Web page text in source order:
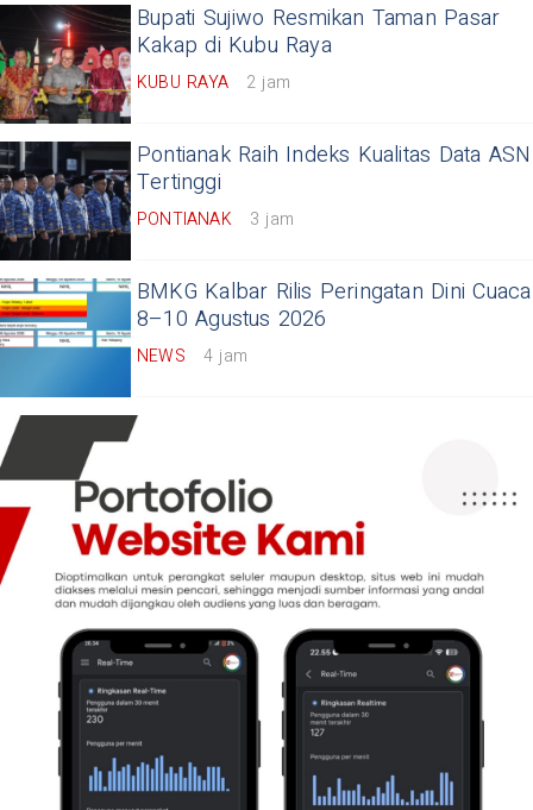
Bupati Sujiwo Resmikan Taman Pasar
Kakap di Kubu Raya
KUBU RAYA 2 jam
Pontianak Raih Indeks Kualitas Data ASN
Tertinggi
PONTIANAK 3 jam
BMKG Kalbar Rilis Peringatan Dini Cuaca
8–10 Agustus 2026
NEWS 4 jam